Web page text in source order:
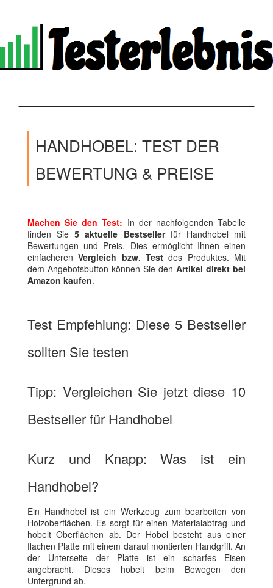
HANDHOBEL: TEST DER
BEWERTUNG & PREISE
Machen Sie den Test: In der nachfolgenden Tabelle
finden Sie 5 aktuelle Bestsellerfür Handhobel mit
Bewertungen und Preis. Dies ermöglicht Ihnen einen
einfacherenVergleich bzw. Test des Produktes. Mit
dem Angebotsbutton können Sie den Artikel direkt bei
Amazon kaufen.
Test Empfehlung: Diese 5 Bestseller
sollten Sie testen
Tipp: Vergleichen Sie jetzt diese 10
Bestseller für Handhobel
Kurz und Knapp: Was ist ein
Handhobel?
Ein Handhobel ist ein Werkzeug zum bearbeiten von
Holzoberflächen. Es sorgt für einen Materialabtrag und
hobelt Oberflächen ab. Der Hobel besteht aus einer
flachen Platte mit einem darauf montierten Handgriff. An
der Unterseite der Platte ist ein scharfes Eisen
angebracht. Dieses hobelt beim Bewegen den
Untergrund ab.